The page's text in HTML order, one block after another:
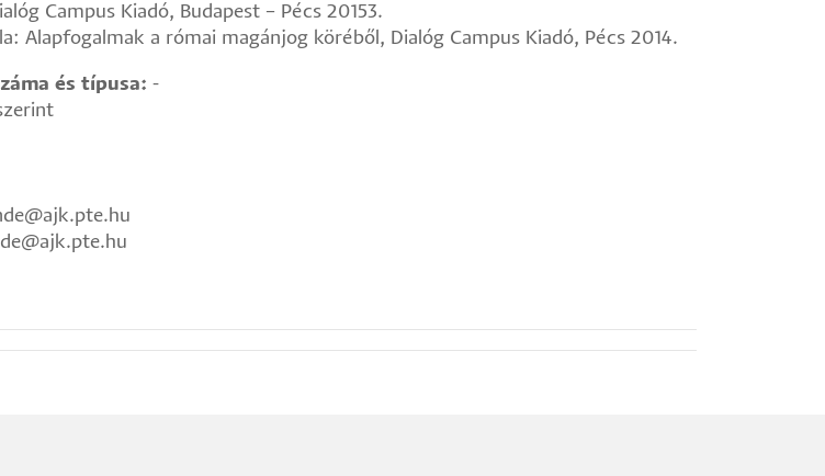
Campus Kiadó, Budapest – Pécs 20153.
Alapfogalmak a római magánjog köréből, Dialóg Campus Kiadó, Pécs 2014.
és típusa: -